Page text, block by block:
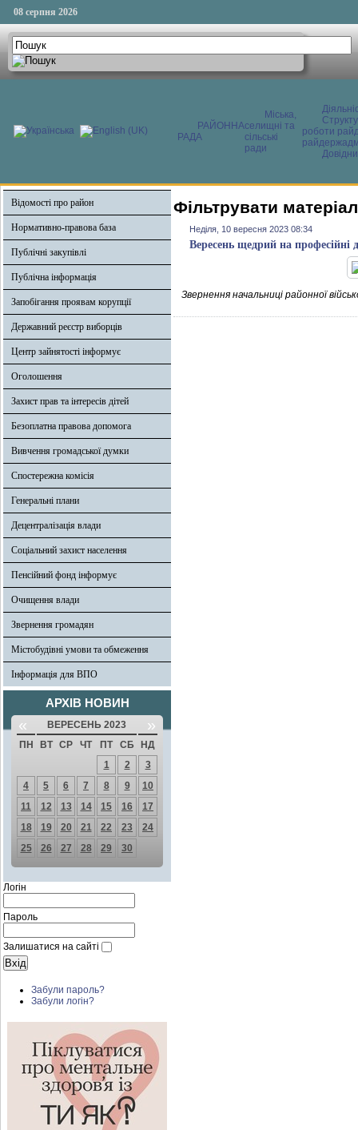
08 серпня 2026
РАЙОННА
РАДА
Міська,
селищні та
сільські
ради
роботи
Відомості про район
Нормативно-правова база
Публічні закупівлі
Публічна інформація
Запобігання проявам корупції
Державний реєстр виборців
Центр зайнятості інформує
Оголошення
Захист прав та інтересів дітей
Безоплатна правова допомога
Вивчення громадської думки
Спостережна комісія
Генеральні плани
Децентралізація влади
Соціальний захист населення
Пенсійний фонд інформує
Очищення влади
Звернення громадян
Містобудівні умови та обмеження
Інформація для ВПО
АРХІВ НОВИН
« ВЕРЕСЕНЬ 2023 »
ПН ВТ СР ЧТ ПТ СБ
НД
1
2
3
4
5 6 7 8 9
10
11
12 13 14 15 16
17
18
19 20 21 22 23
24
25
26 27 28 29 30
Логін
Пароль
Залишатися на сайті
Забули пароль?
Забули логін?
Фільтрувати
Неділя, 10 вересня 2023 08:34
Вересень щедрий на
Звернення начальниці районної